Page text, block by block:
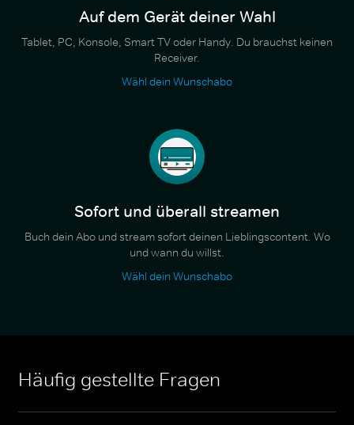
Auf dem Gerät deiner Wahl
Tablet, PC, Konsole, Smart TV oder Handy. Du brauchst keinen
Receiver.
Wähl dein Wunschabo
Sofort und überall streamen
Buch dein Abo und stream sofort deinen Lieblingscontent. Wo
und wann du willst.
Wähl dein Wunschabo
Häufig gestellte Fragen